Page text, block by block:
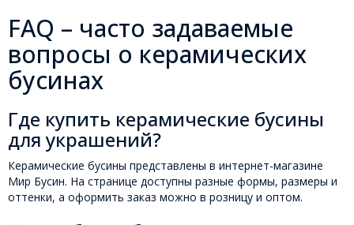
FAQ – часто задаваемые
вопросы о керамических
бусинах
Где купить керамические бусины
для украшений?
Керамические бусины представлены в интернет-магазине
Мир Бусин. На странице доступны разные формы, размеры и
оттенки, а оформить заказ можно в розницу и оптом.